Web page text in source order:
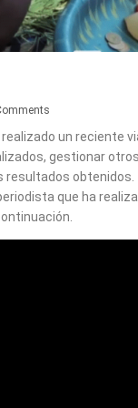
realizado un reciente
gestionar
resultados obtenidos.
que ha